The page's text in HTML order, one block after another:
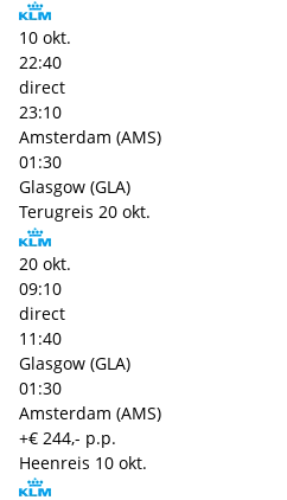
10 okt.
22:40
direct
23:10
Amsterdam (AMS)
01:30
Glasgow (GLA)
Terugreis 20 okt.
20 okt.
09:10
direct
11:40
Glasgow (GLA)
01:30
Amsterdam (AMS)
+€ 244,- p.p.
Heenreis 10 okt.